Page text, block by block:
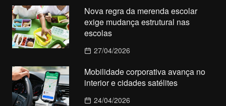
Nova regra da merenda escolar
exige mudança estrutural nas
escolas
27/04/2026
Mobilidade corporativa avança no
interior e cidades satélites
24/04/2026